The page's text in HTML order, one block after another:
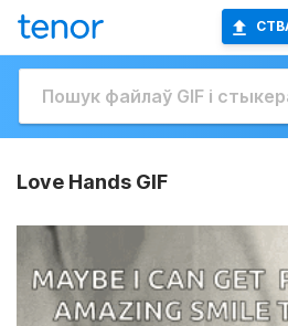
Love Hands GIF